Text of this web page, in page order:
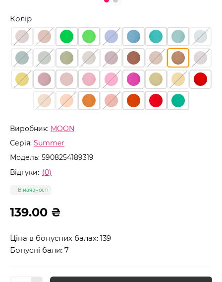
Виробник: MOON
Серія: Summer
Модель: 5908254189319
Відгуки: (0)
В наявності
Колір
139.00 ₴
Ціна в бонусних балах: 139
Бонусні бали: 7